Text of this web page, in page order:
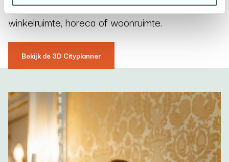
gebied, maar ook de verdeling qua kantoren,
winkelruimte, horeca of woonruimte.
Bekijk de 3D Cityplanner